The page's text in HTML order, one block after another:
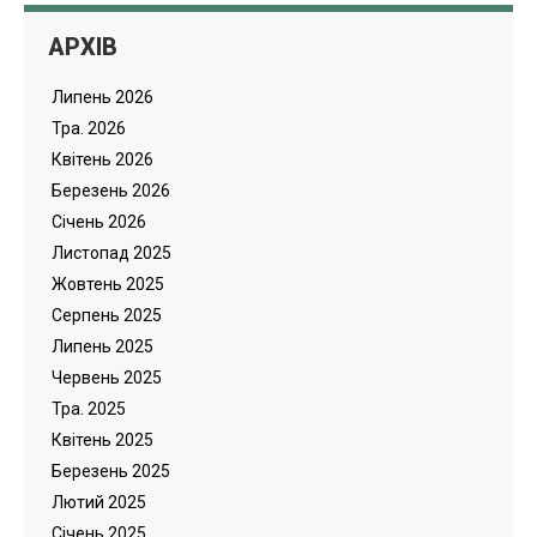
АРХІВ
Липень 2026
Тра. 2026
Квітень 2026
Березень 2026
Cічень 2026
Листопад 2025
Жовтень 2025
Серпень 2025
Липень 2025
Червень 2025
Тра. 2025
Квітень 2025
Березень 2025
Лютий 2025